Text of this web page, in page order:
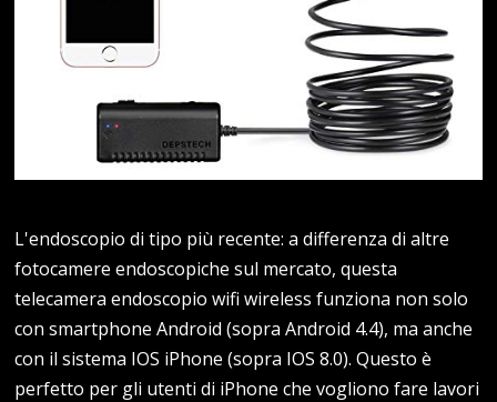
L'endoscopio di tipo più recente: a differenza di altre
fotocamere endoscopiche sul mercato, questa
telecamera endoscopio wifi wireless funziona non solo
con smartphone Android (sopra Android 4.4), ma anche
con il sistema IOS iPhone (sopra IOS 8.0). Questo è
perfetto per gli utenti di iPhone che vogliono fare lavori